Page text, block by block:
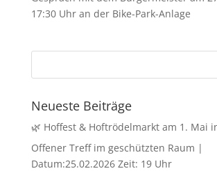
17:30 Uhr an der Bike-Park-Anlage
Neueste Beiträge
🌿 Hoffest & Hoftrödelmarkt am 1. Mai
Offener Treff im geschützten Raum |
Datum:25.02.2026 Zeit: 19 Uhr